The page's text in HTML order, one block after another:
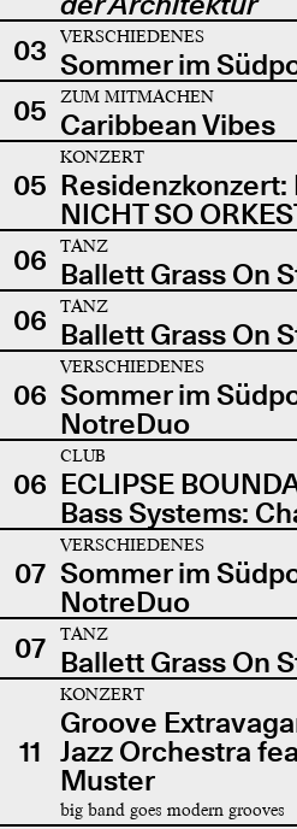
03
VERSCHIEDENES
Sommer im
05
ZUM MITMACHEN
Caribbean Vibes
05
KONZERT
Residenzkonzert:
NICHT SO
06
TANZ
Ballett Grass On
06
TANZ
Ballett Grass On
06
VERSCHIEDENES
Sommer im
NotreDuo
06
CLUB
ECLIPSE
Bass Systems:
07
VERSCHIEDENES
Sommer im
NotreDuo
07
TANZ
Ballett Grass On
11
KONZERT
Groove
Jazz Orchestra
Muster
big band goes modern grooves